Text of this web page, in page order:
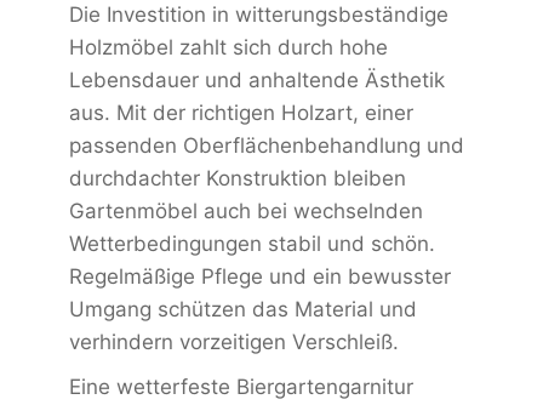
Die Investition in witterungsbeständige
Holzmöbel zahlt sich durch hohe
Lebensdauer und anhaltende Ästhetik
aus. Mit der richtigen Holzart, einer
passenden Oberflächenbehandlung und
durchdachter Konstruktion bleiben
Gartenmöbel auch bei wechselnden
Wetterbedingungen stabil und schön.
Regelmäßige Pflege und ein bewusster
Umgang schützen das Material und
verhindern vorzeitigen Verschleiß.
Eine wetterfeste Biergartengarnitur